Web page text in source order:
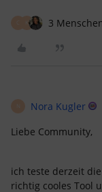
3
Nora Kugler
Liebe Community,
ich teste derzeit
richtig cooles Tool